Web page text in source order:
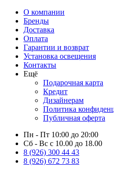
О компании
Бренды
Доставка
Оплата
Гарантии и возврат
Установка освещения
Контакты
Ещё
Подарочная карта
Кредит
Дизайнерам
Политика
Публичная оферта
Пн - Пт 10:00 до 20:00
Сб - Вс с 10.00 до 18.00
8 (926) 300 44 43
8 (926) 672 73 83